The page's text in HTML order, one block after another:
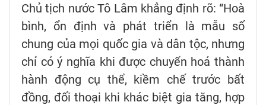
Chủ tịch nước Tô Lâm khẳng định rõ: “Hoà
bình, ổn định và phát triển là mẫu số
chung của mọi quốc gia và dân tộc, nhưng
chỉ có ý nghĩa khi được chuyển hoá thành
hành động cụ thể, kiềm chế trước bất
đồng, đối thoại khi khác biệt gia tăng, hợp